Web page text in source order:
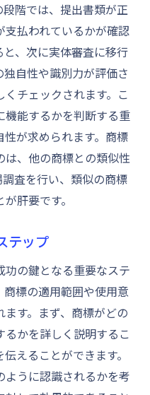
階では、提出書類が正
払われているかが確認
、次に実体審査に移行
自性や識別力が評価さ
チェックされます。こ
機能するかを判断する重
が求められます。商標
、他の商標との類似性
査を行い、類似の商標
肝要です。
テップ
の鍵となる重要なステ
標の適用範囲や使用意
す。まず、商標がどの
かを詳しく説明するこ
えることができます。
ように認識されるかを考